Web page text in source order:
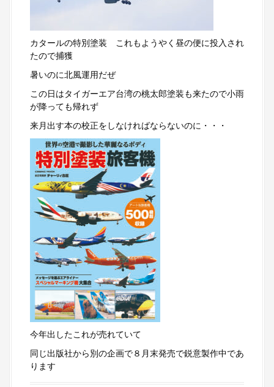
カタールの特別塗装 これもようやく昼の便に投入され
たので捕獲
暑いのに北風運用だぜ
この日はタイガーエア台湾の桃太郎塗装も来たので小雨
が降っても帰れず
来月出す本の校正をしなければならないのに・・・
今年出したこれが売れていて
同じ出版社から別の企画で８月末発売で鋭意製作中であ
ります